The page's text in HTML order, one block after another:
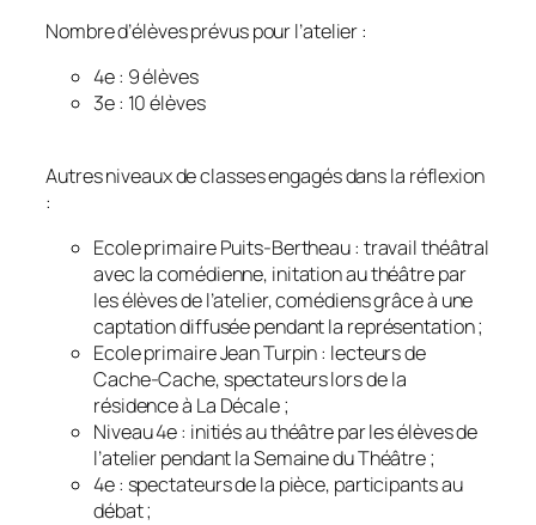
Nombre d’élèves prévus pour l’atelier :
4e : 9 élèves
3e : 10 élèves
Autres niveaux de classes engagés dans la réflexion
:
Ecole primaire Puits-Bertheau : travail théâtral
avec la comédienne, initation au théâtre par
les élèves de l’atelier, comédiens grâce à une
captation diffusée pendant la représentation ;
Ecole primaire Jean Turpin : lecteurs de
Cache-Cache, spectateurs lors de la
résidence à La Décale ;
Niveau 4e : initiés au théâtre par les élèves de
l’atelier pendant la Semaine du Théâtre ;
4e : spectateurs de la pièce, participants au
débat ;